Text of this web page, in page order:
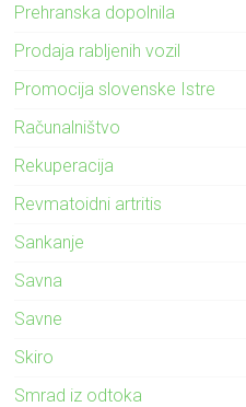
Prehranska dopolnila
Prodaja rabljenih vozil
Promocija slovenske Istre
Računalništvo
Rekuperacija
Revmatoidni artritis
Sankanje
Savna
Savne
Skiro
Smrad iz odtoka